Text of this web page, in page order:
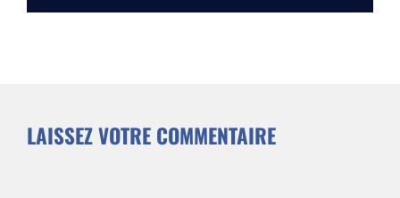
LAISSEZ VOTRE COMMENTAIRE